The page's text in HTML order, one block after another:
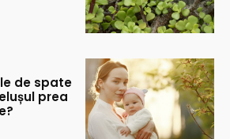
de spate
prea